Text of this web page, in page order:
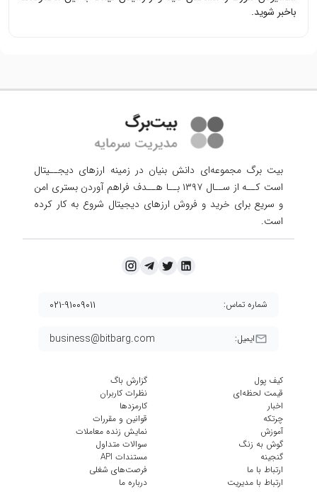
باخبر شوید.
بیت برگ مجموعه‌ای دانش بنیان در زمینه ارزهای دیجــیتال
است کــه از ســال ۱۳۹۷ بــا هــدف فراهم آوردن
بستری امن
و سریع برای خرید و فروش ارزهای دیجیتال شروع به کار کرده
است.
ایمیل: business@bitbarg.com
شماره تماس: ۰۲۱-۹۱۰۰۹۰۱۱
کیف پول
قیمت لحظه‌ای
اخبار
چرتکه
آموزش
گوش به زنگ
گنجینه
ارتباط با ما
ارتباط با مدیریت
گزارش باگ
نظرات کاربران
کارمزد‌ها
قوانین و مقررات
نمایش زنده معاملات
سوالات متداول
مستندات API
فرصت‌های شغلی
درباره ما